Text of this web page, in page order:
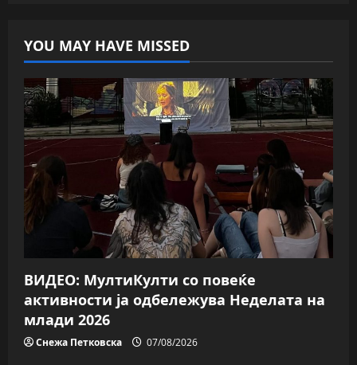
YOU MAY HAVE MISSED
ВИДЕО: МултиКулти со повеќе
активности ја одбележува Неделата на
млади 2026
Снежа Петковска 07/08/2026